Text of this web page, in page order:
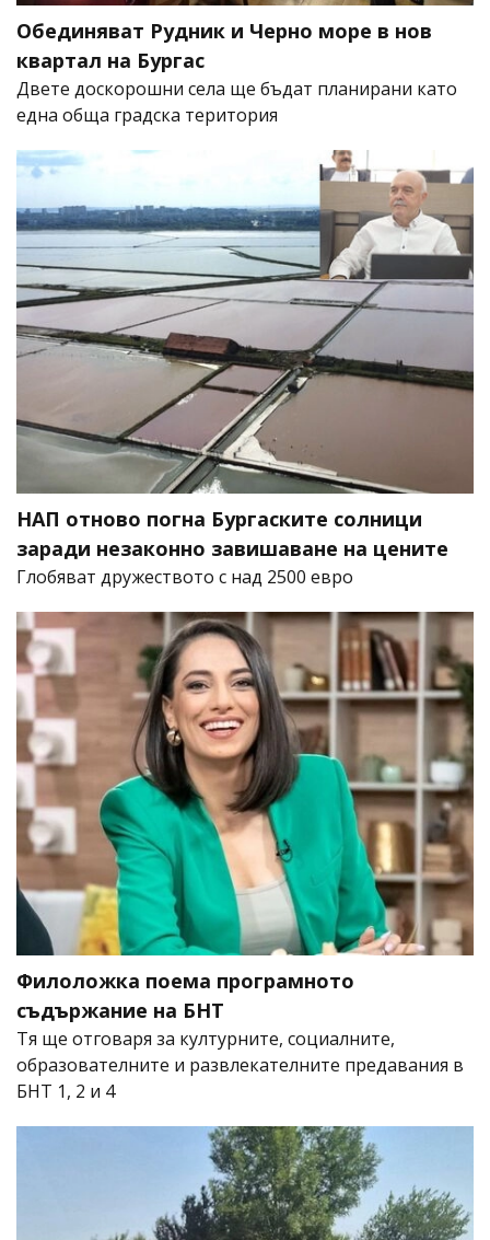
Обединяват Рудник и Черно море в нов
квартал на Бургас
Двете доскорошни села ще бъдат планирани като
една обща градска територия
НАП отново погна Бургаските солници
заради незаконно завишаване на цените
Глобяват дружеството с над 2500 евро
Филоложка поема програмното
съдържание на БНТ
Тя ще отговаря за културните, социалните,
образователните и развлекателните предавания в
БНТ 1, 2 и 4